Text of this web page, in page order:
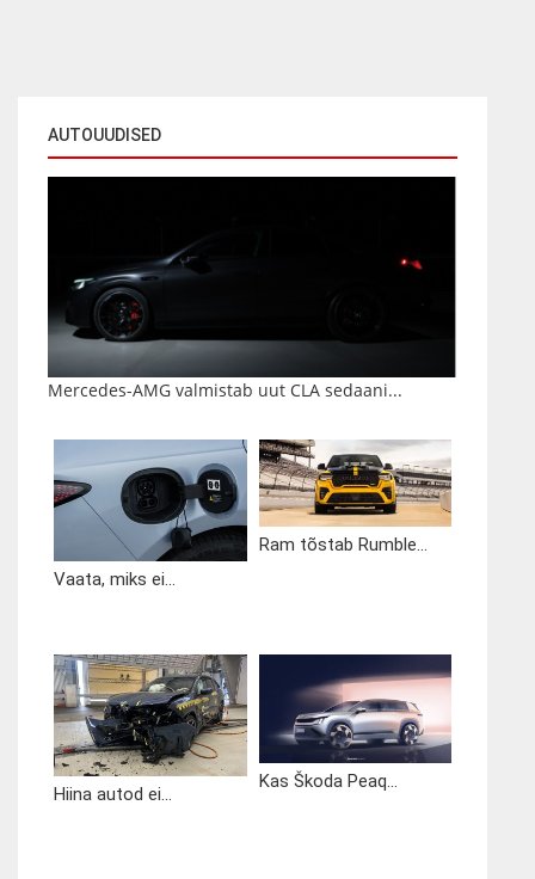
AUTOUUDISED
Mercedes-AMG valmistab uut CLA sedaani...
Vaata, miks ei...
Ram tõstab Rumble...
Hiina autod ei...
Kas Škoda Peaq...